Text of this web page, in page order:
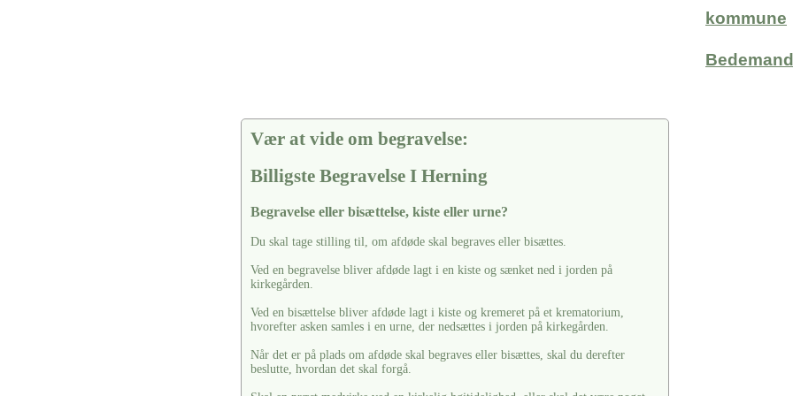
Vær at vide om begravelse:
Billigste Begravelse I Herning
Begravelse eller bisættelse, kiste eller urne?
Du skal tage stilling til, om afdøde skal begraves eller bisættes.
Ved en begravelse bliver afdøde lagt i en kiste og sænket ned i jorden på
kirkegården.
Ved en bisættelse bliver afdøde lagt i kiste og kremeret på et krematorium,
hvorefter asken samles i en urne, der nedsættes i jorden på kirkegården.
Når det er på plads om afdøde skal begraves eller bisættes, skal du derefter
beslutte, hvordan det skal forgå.
kommune